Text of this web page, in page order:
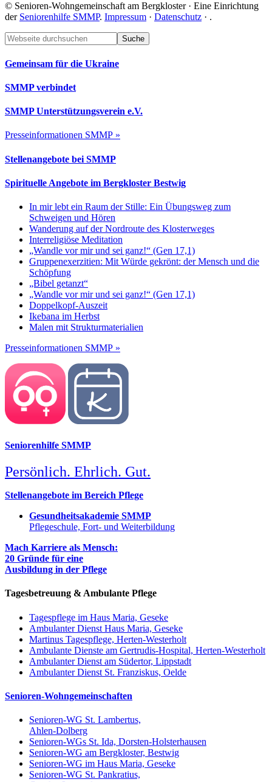
© Senioren-Wohngemeinschaft am Bergkloster · Eine Einrichtung
der Seniorenhilfe SMMP. Impressum · Datenschutz · .
Footer
Webseite
durchsuchen
Gemeinsam für die Ukraine
SMMP verbindet
SMMP Unterstützungsverein e.V.
Presseinformationen SMMP »
Stellenangebote bei SMMP
Spirituelle Angebote im Bergkloster Bestwig
In mir lebt ein Raum der Stille: Ein Übungsweg zum
Schweigen und Hören
Wanderung auf der Nordroute des Klosterweges
Interreligiöse Meditation
„Wandle vor mir und sei ganz!“ (Gen 17,1)
Gruppenexerzitien: Mit Würde gekrönt: der Mensch und die
Schöpfung
„Bibel getanzt“
„Wandle vor mir und sei ganz!“ (Gen 17,1)
Doppelkopf-Auszeit
Ikebana im Herbst
Malen mit Strukturmaterialien
Presseinformationen SMMP »
Seniorenhilfe SMMP
Persönlich. Ehrlich. Gut.
Stellenangebote im Bereich Pflege
Gesundheitsakademie SMMP
Pflegeschule, Fort- und Weiterbildung
Mach Karriere als Mensch:
20 Gründe für eine
Ausbildung in der Pflege
Tagesbetreuung & Ambulante Pflege
Tagespflege im Haus Maria, Geseke
Ambulanter Dienst Haus Maria, Geseke
Martinus Tagespflege, Herten-Westerholt
Ambulante Dienste am Gertrudis-Hospital, Herten-Westerholt
Ambulanter Dienst am Südertor, Lippstadt
Ambulanter Dienst St. Franziskus, Oelde
Senioren-Wohngemeinschaften
Senioren-WG St. Lambertus,
Ahlen-Dolberg
Senioren-WGs St. Ida, Dorsten-Holsterhausen
Senioren-WG am Bergkloster, Bestwig
Senioren-WG im Haus Maria, Geseke
Senioren-WG St. Pankratius,